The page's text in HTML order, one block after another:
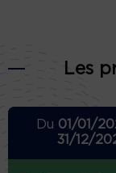
Les
Du 01/01/
31/12/